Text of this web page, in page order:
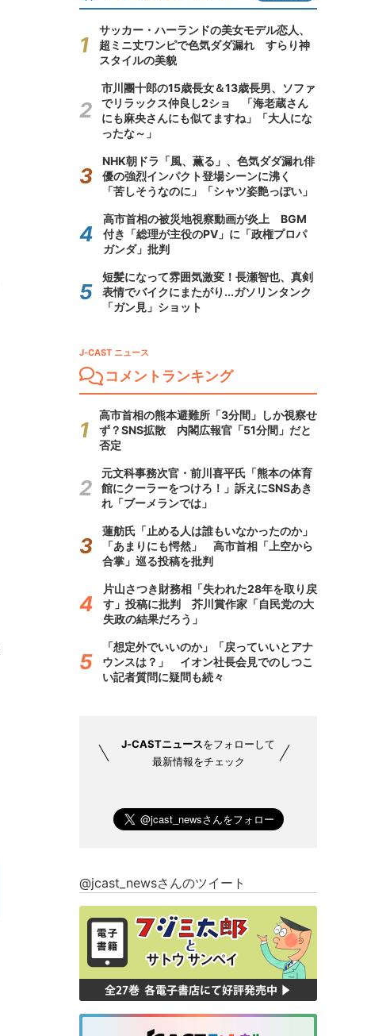
サッカー・ハーランドの美女モデル恋人、
超ミニ丈ワンピで色気ダダ漏れ すらり神
スタイルの美貌
市川團十郎の15歳長女＆13歳長男、ソファ
でリラックス仲良し2ショ 「海老蔵さん
にも麻央さんにも似てますね」「大人にな
ったな～」
NHK朝ドラ「風、薫る」、色気ダダ漏れ俳
優の強烈インパクト登場シーンに沸く
「苦しそうなのに」「シャツ姿艶っぽい」
高市首相の被災地視察動画が炎上 BGM
付き「総理が主役のPV」に「政権プロパ
ガンダ」批判
短髪になって雰囲気激変！長瀬智也、真剣
表情でバイクにまたがり...ガソリンタンク
「ガン見」ショット
J-CAST ニュース
コメントランキング
高市首相の熊本避難所「3分間」しか視察せ
ず？SNS拡散 内閣広報官「51分間」だと
否定
元文科事務次官・前川喜平氏「熊本の体育
館にクーラーをつけろ！」訴えにSNSあき
れ「ブーメランでは」
蓮舫氏「止める人は誰もいなかったのか」
「あまりにも愕然」 高市首相「上空から
合掌」巡る投稿を批判
片山さつき財務相「失われた28年を取り戻
す」投稿に批判 芥川賞作家「自民党の大
失政の結果だろう」
「想定外でいいのか」「戻っていいとアナ
ウンスは？」 イオン社長会見でのしつこ
い記者質問に疑問も続々
J-CASTニュースをフォローして
最新情報をチェック
@jcast_newsさんのツイート